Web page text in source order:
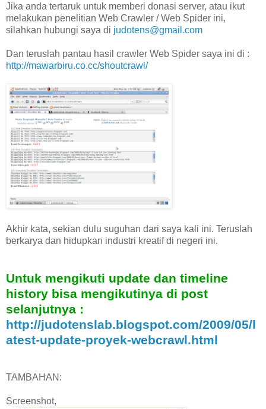
Jika anda tertaruk untuk memberi donasi server, atau ikut
melakukan penelitian Web Crawler / Web Spider ini,
silahkan hubungi saya di judotens@gmail.com
Dan teruslah pantau hasil crawler Web Spider saya ini di :
http://mawarbiru.co.cc/shoutcrawl/
Akhir kata, sekian dulu suguhan dari saya kali ini. Teruslah
berkarya dan hidupkan industri kreatif di negeri ini.
Untuk mengikuti update dan timeline
history bisa mengikutinya di post
selanjutnya :
http://judotenslab.blogspot.com/2009/05/l
atest-update-proyek-webcrawl.html
TAMBAHAN:
Screenshot,